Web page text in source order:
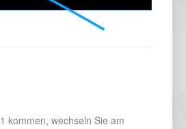
kommen, wechseln Sie am